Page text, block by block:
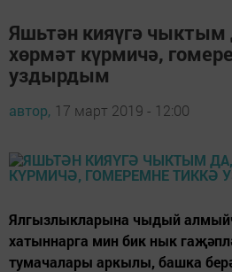
Яшьтән кияүгә чыктым
хөрмәт күрмичә,
уздырдым
автор, 17 март 2019 - 12:00
Ялгызлыкларына чыдый
хатыннарга мин бик нык
тумачалары аркылы, башка